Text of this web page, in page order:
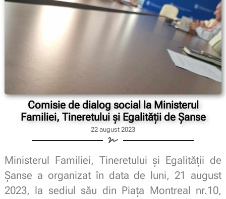
Comisie de dialog social la Ministerul
Familiei, Tineretului și Egalității de Șanse
22 august 2023
Ministerul Familiei, Tineretului și Egalității de
Șanse a organizat în data de luni, 21 august
2023, la sediul său din Piața Montreal nr.10,